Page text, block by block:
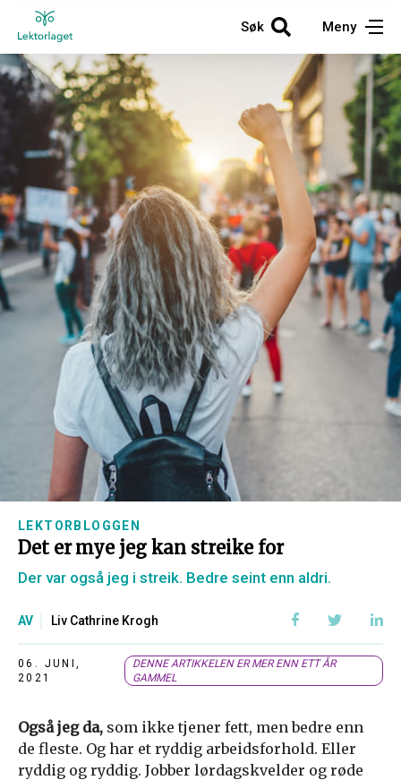
Søk Meny
LEKTORBLOGGEN
Det er mye jeg kan streike for
Der var også jeg i streik. Bedre seint enn aldri.
AV Liv Cathrine Krogh
06. JUNI,
2021
DENNE ARTIKKELEN ER MER ENN ETT ÅR
GAMMEL
Også jeg da, som ikke tjener fett, men bedre enn
de fleste. Og har et ryddig arbeidsforhold. Eller
ryddig og ryddig. Jobber lørdagskvelder og røde